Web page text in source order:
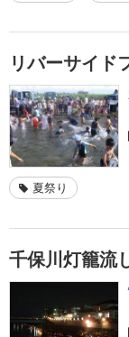
リバーサイド
夏祭り
千保川灯籠流